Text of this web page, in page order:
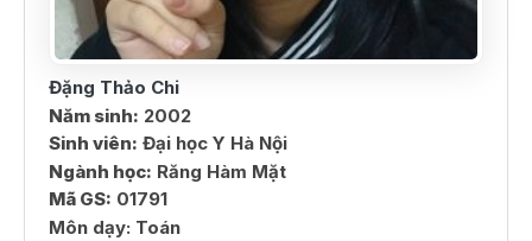
Đặng Thảo Chi
Năm sinh: 2002
Sinh viên: Đại học Y Hà Nội
Ngành học: Răng Hàm Mặt
Mã GS: 01791
Môn dạy: Toán